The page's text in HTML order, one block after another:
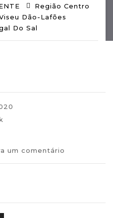
Região Centro
Dão-Lafões
Do Sal
um comentário